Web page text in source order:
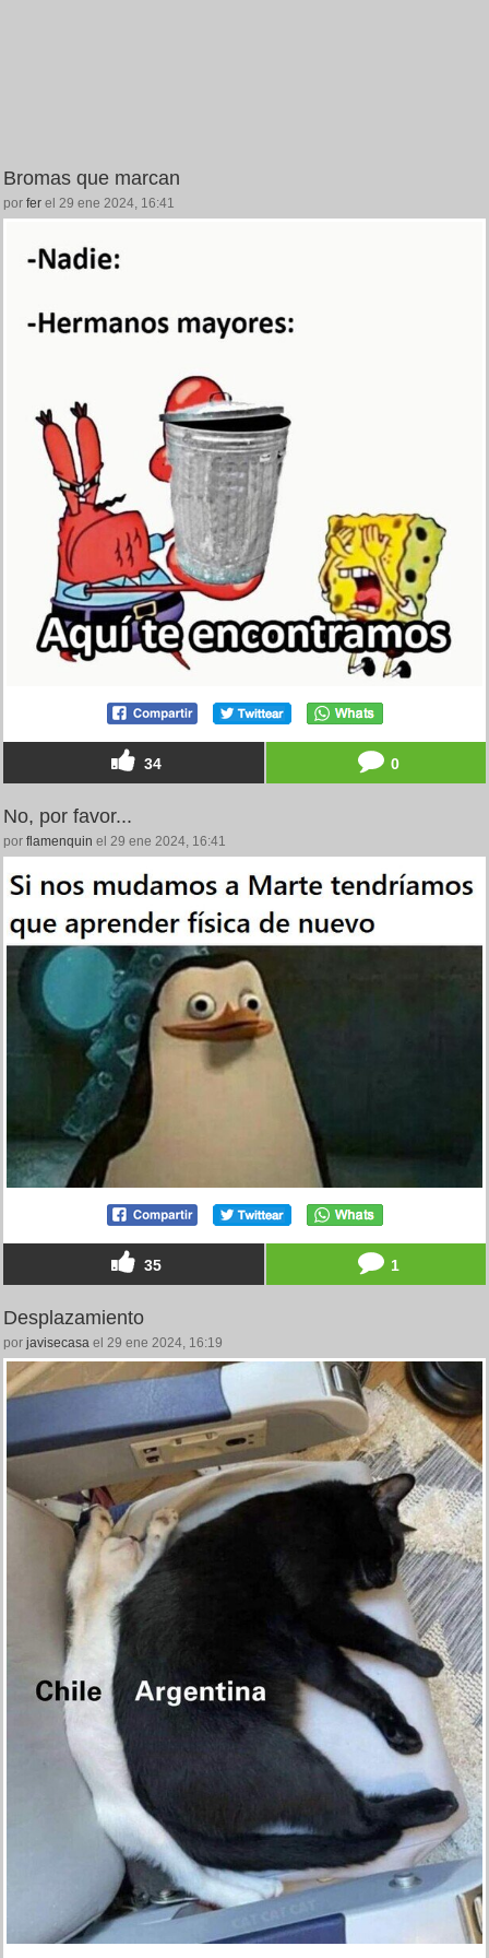
Bromas que marcan
por fer el 29 ene 2024, 16:41
34 0
No, por favor...
por flamenquin el 29 ene 2024, 16:41
35 1
Desplazamiento
por javisecasa el 29 ene 2024, 16:19